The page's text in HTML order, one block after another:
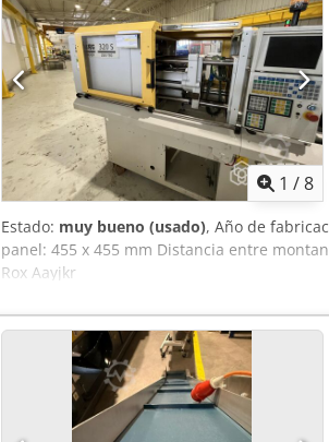
1 /8
Estado: muy bueno (usado), Año de
panel: 455 x 455 mm Distancia entre
Rox Aayjkr